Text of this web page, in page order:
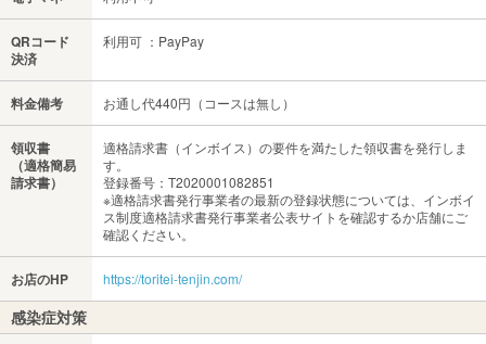
QRコード
決済
利用可 ：PayPay
料金備考 お通し代440円（コースは無し）
領収書
（適格簡易
請求書）
適格請求書（インボイス）の要件を満たした領収書を発行しま
す。
登録番号：T2020001082851
※適格請求書発行事業者の最新の登録状態については、インボイ
ス制度適格請求書発行事業者公表サイトを確認するか店舗にご
確認ください。
お店のHP https://toritei-tenjin.com/
感染症対策